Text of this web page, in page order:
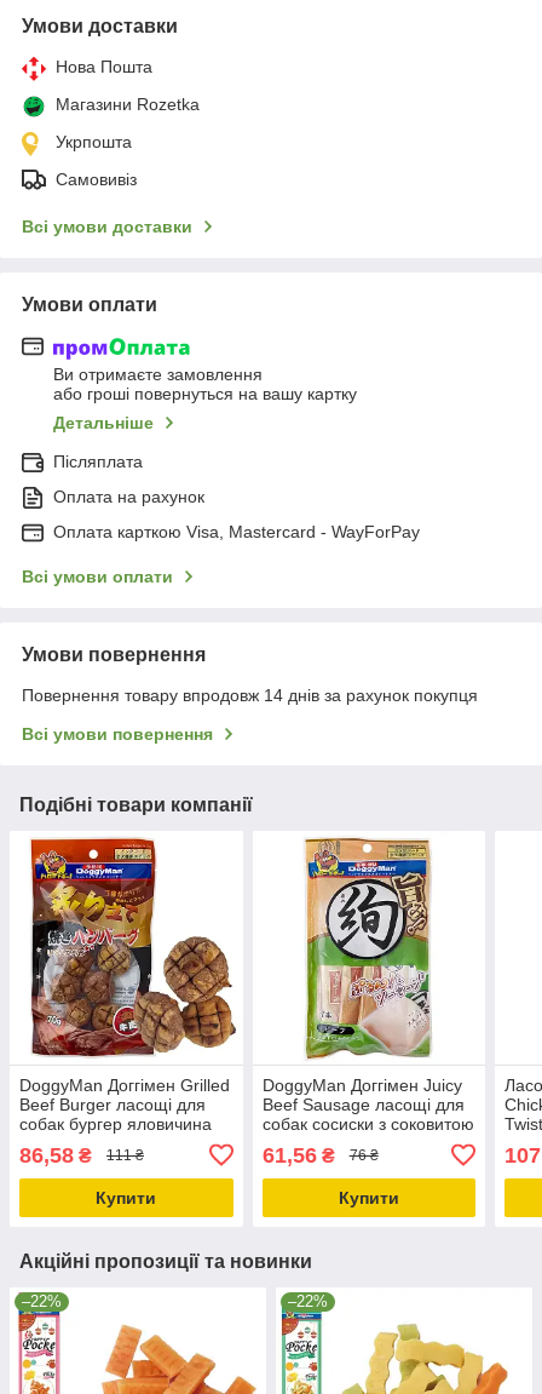
Умови доставки
Нова Пошта
Магазини Rozetka
Укрпошта
Самовивіз
Всі умови доставки
Умови оплати
Ви отримаєте замовлення
або гроші повернуться на вашу картку
Детальніше
Післяплата
Оплата на рахунок
Оплата карткою Visa, Mastercard - WayForPay
Всі умови оплати
Умови повернення
Повернення товару впродовж 14 днів за рахунок покупця
Всі умови повернення
Подібні товари компанії
DoggyMan Доггімен Grilled
Beef Burger ласощі для
собак бургер яловичина
86,58 ₴ 111 ₴
Купити
DoggyMan Доггімен Juicy
Beef Sausage ласощі для
собак сосиски з соковитою
яловичиною 59г (82366)
61,56₴ 76 ₴
Купити
Акційні пропозиції та новинки
–22% –22%